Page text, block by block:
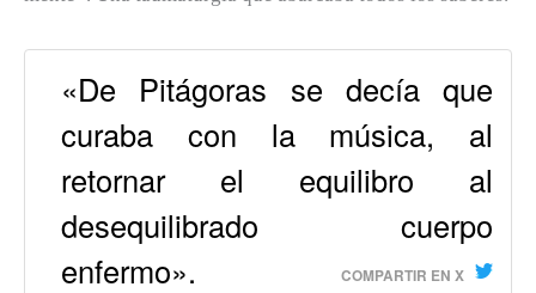
«De Pitágoras se decía que
curaba con la música, al
retornar el equilibro al
desequilibrado cuerpo
enfermo».
COMPARTIR EN X